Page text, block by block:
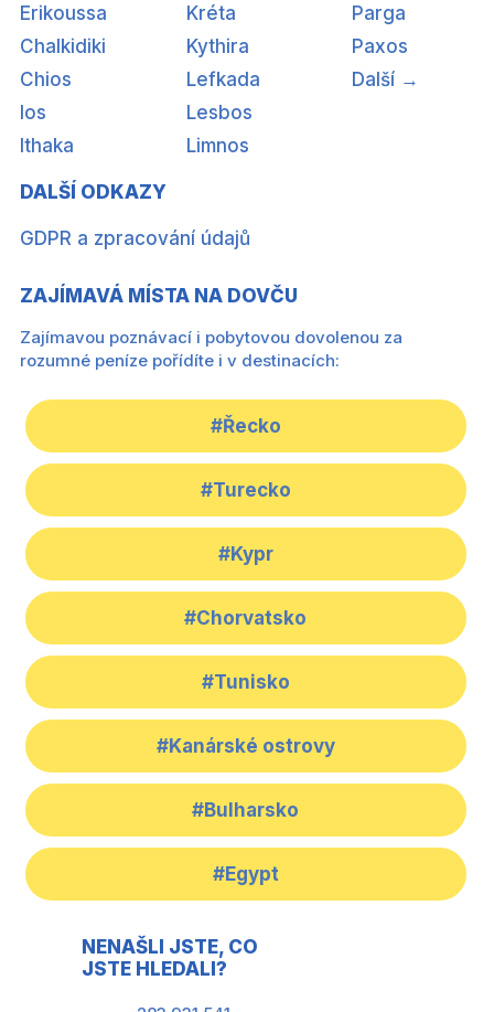
Erikoussa
Chalkidiki
Chios
Ios
Ithaka
Kréta
Kythira
Lefkada
Lesbos
Limnos
Parga
Paxos
Další →
DALŠÍ ODKAZY
GDPR a zpracování údajů
ZAJÍMAVÁ MÍSTA NA DOVČU
Zajímavou poznávací i pobytovou dovolenou za
rozumné peníze pořídíte i v destinacích:
#Řecko
#Turecko
#Kypr
#Chorvatsko
#Tunisko
#Kanárské ostrovy
#Bulharsko
#Egypt
NENAŠLI JSTE, CO
JSTE HLEDALI?